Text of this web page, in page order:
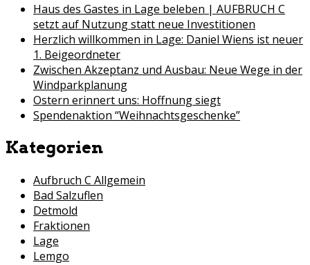
Haus des Gastes in Lage beleben | AUFBRUCH C
setzt auf Nutzung statt neue Investitionen
Herzlich willkommen in Lage: Daniel Wiens ist neuer
1. Beigeordneter
Zwischen Akzeptanz und Ausbau: Neue Wege in der
Windparkplanung
Ostern erinnert uns: Hoffnung siegt
Spendenaktion “Weihnachtsgeschenke”
Kategorien
Aufbruch C Allgemein
Bad Salzuflen
Detmold
Fraktionen
Lage
Lemgo